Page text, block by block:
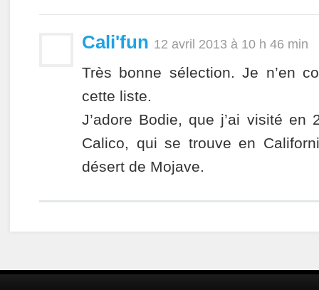
Cali'fun 12 avril 2013 à 10 h 46 min
Très bonne sélection. Je n’en
cette liste.
J’adore Bodie, que j’ai visité en
Calico, qui se trouve en
désert de Mojave.